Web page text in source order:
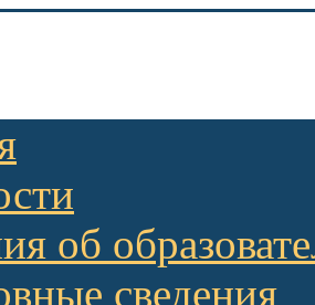
об
сведения